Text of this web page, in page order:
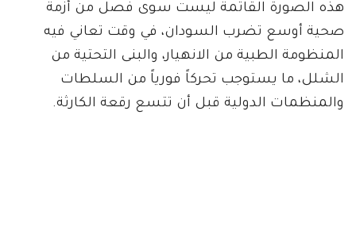
هذه الصورة القاتمة ليست سوى فصل من أزمة
صحية أوسع تضرب السودان، في وقت تعاني فيه
المنظومة الطبية من الانهيار، والبنى التحتية من
الشلل، ما يستوجب تحركاً فورياً من السلطات
والمنظمات الدولية قبل أن تتسع رقعة الكارثة.